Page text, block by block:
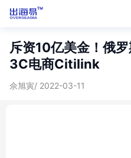
斥资10亿美金！俄
3C电商Citilink
佘旭寅/ 2022-03-11